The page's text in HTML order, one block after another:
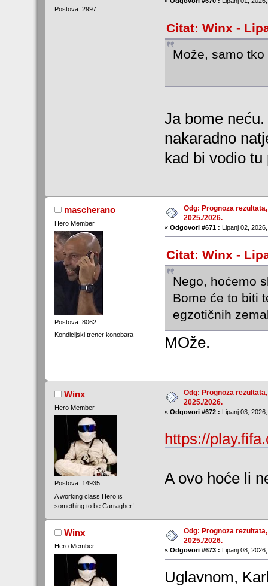
Postova: 2997
Citat: Winx -
Može, samo
Ja bome
nakaradno
kad bi vodio
mascherano
Hero Member
Postova: 8062
Kondicijski trener konobara
Odg: Prognoza
2025./2026.
« Odgovori #671 : Lipanj 02,
Citat: Winx -
Nego, hoćemo
Bome će to biti
egzotičnih
MOže.
Winx
Hero Member
Postova: 14935
A working class Hero is
something to be Carragher!
Odg: Prognoza
2025./2026.
« Odgovori #672 : Lipanj 03,
https://
A ovo hoće li
Winx
Hero Member
Odg: Prognoza
2025./2026.
« Odgovori #673 : Lipanj 08,
Uglavnom,